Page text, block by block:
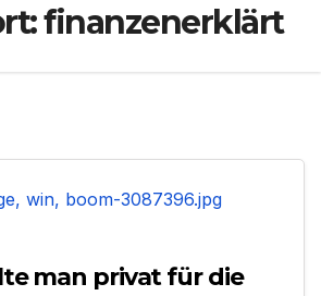
finanzenerklärt
man privat für die